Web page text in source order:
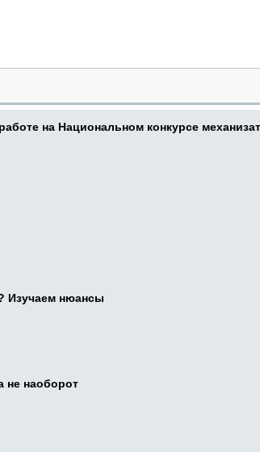
на Национальном конкурсе
Изучаем нюансы
не наоборот